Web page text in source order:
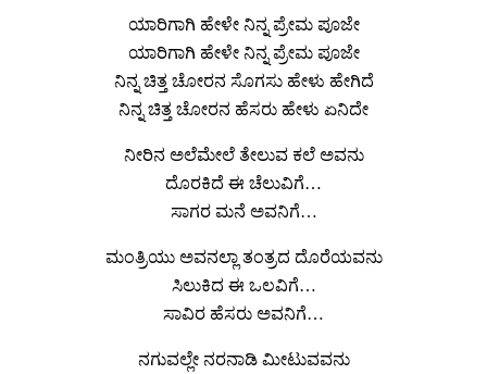
ಯಾರಿಗಾಗಿ ಹೇಳೇ ನಿನ್ನ ಪ್ರೇಮ ಪೂಜೇ
ಯಾರಿಗಾಗಿ ಹೇಳೇ ನಿನ್ನ ಪ್ರೇಮ ಪೂಜೇ
ನಿನ್ನ ಚಿತ್ತ ಚೋರನ ಸೊಗಸು ಹೇಳು ಹೇಗಿದೆ
ನಿನ್ನ ಚಿತ್ತ ಚೋರನ ಹೆಸರು ಹೇಳು ಏನಿದೇ
ನೀರಿನ ಅಲೆಮೇಲೆ ತೇಲುವ ಕಲೆ ಅವನು
ದೊರಕಿದೆ ಈ ಚೆಲುವಿಗೆ…
ಸಾಗರ ಮನೆ ಅವನಿಗೆ…
ಮಂತ್ರಿಯು ಅವನಲ್ಲಾ ತಂತ್ರದ ದೊರೆಯವನು
ಸಿಲುಕಿದ ಈ ಒಲವಿಗೆ…
ಸಾವಿರ ಹೆಸರು ಅವನಿಗೆ…
ನಗುವಲ್ಲೇ ನರನಾಡಿ ಮೀಟುವವನು